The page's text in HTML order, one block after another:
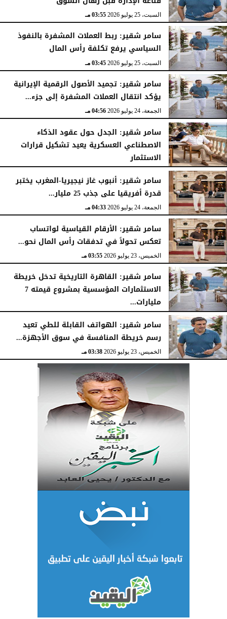
السبت، 25 يوليو 2026 03:55 مـ
سامر شقير: ربط العملات المشفرة بالنفوذ
السياسي يرفع تكلفة رأس المال
السبت، 25 يوليو 2026 03:45 مـ
سامر شقير: تجميد الأصول الرقمية الإيرانية
يؤكد انتقال العملات المشفرة إلى جزء...
الجمعة، 24 يوليو 2026 04:56 مـ
سامر شقير: الجدل حول عقود الذكاء
الاصطناعي العسكرية يعيد تشكيل قرارات
الاستثمار
الجمعة، 24 يوليو 2026 04:45 مـ
سامر شقير: أنبوب غاز نيجيريا-المغرب يختبر
قدرة أفريقيا على جذب 25 مليار...
الجمعة، 24 يوليو 2026 04:33 مـ
سامر شقير: الأرقام القياسية لواتساب
تعكس تحولاً في تدفقات رأس المال نحو...
الخميس، 23 يوليو 2026 03:55 مـ
سامر شقير: القاهرة التاريخية تدخل خريطة
الاستثمارات المؤسسية بمشروع قيمته 7
مليارات...
الخميس، 23 يوليو 2026
سامر شقير: الهواتف القابلة للطي تعيد
رسم خريطة المنافسة في سوق الأجهزة...
الخميس، 23 يوليو 2026 03:38 مـ